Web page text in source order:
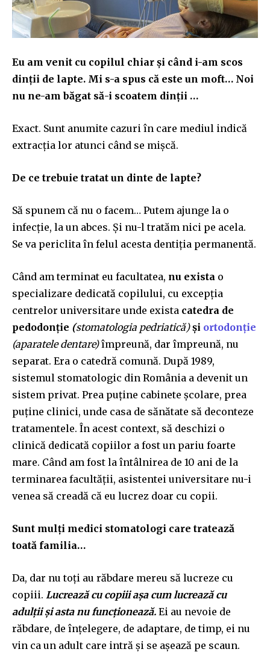
Eu am venit cu copilul chiar și când i-am scos
dinții de lapte. Mi s-a spus că este un moft… Noi
nu ne-am băgat să-i scoatem dinții …
Exact. Sunt anumite cazuri în care mediul indică
extracția lor atunci când se mișcă.
De ce trebuie tratat un dinte de lapte?
Să spunem că nu o facem… Putem ajunge la o
infecție, la un abces. Și nu-l tratăm nici pe acela.
Se va periclita în felul acesta dentiția permanentă.
Când am terminat eu facultatea, nu exista o
specializare dedicată copilului, cu excepția
centrelor universitare unde exista catedra de
pedodonție (stomatologia pedriatică) și ortodonție
(aparatele dentare)împreună, dar împreună, nu
separat. Era o catedră comună. După 1989,
sistemul stomatologic din România a devenit un
sistem privat. Prea puține cabinete școlare, prea
puține clinici, unde casa de sănătate să deconteze
tratamentele. În acest context, să deschizi o
clinică dedicată copiilor a fost un pariu foarte
mare. Când am fost la întâlnirea de 10 ani de la
terminarea facultății, asistentei universitare nu-i
venea să creadă că eu lucrez doar cu copii.
Sunt mulți medici stomatologi care tratează
toată familia…
Da, dar nu toți au răbdare mereu să lucreze cu
copiii. Lucrează cu copiii așa cum lucrează cu
adulții și asta nu funcționează. Ei au nevoie de
răbdare, de înțelegere, de adaptare, de timp, ei nu
vin ca un adult care intră și se așează pe scaun.